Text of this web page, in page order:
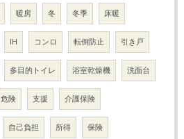
暖房 冬 冬季 床暖
IH コンロ 転倒防止 引き戸
多目的トイレ 浴室乾燥機 洗面台
危険 支援 介護保険
自己負担 所得 保険